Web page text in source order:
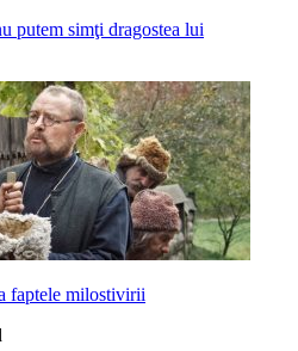
putem simţi dragostea lui
faptele milostivirii